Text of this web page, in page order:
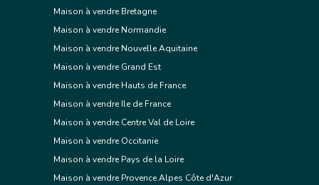
Maison à vendre Bretagne
Maison à vendre Normandie
Maison à vendre Nouvelle Aquitaine
Maison à vendre Grand Est
Maison à vendre Hauts de France
Maison à vendre Ile de France
Maison à vendre Centre Val de Loire
Maison à vendre Occitanie
Maison à vendre Pays de la Loire
Maison à vendre Provence Alpes Côte d'Azur